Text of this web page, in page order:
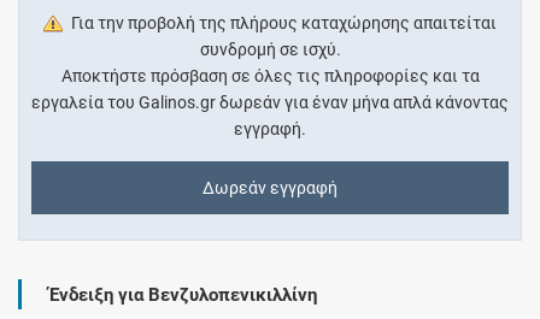
Για την προβολή της πλήρους καταχώρησης απαιτείται
συνδρομή σε ισχύ.
Αποκτήστε πρόσβαση σε όλες τις πληροφορίες και τα
εργαλεία του Galinos.gr δωρεάν για έναν μήνα απλά κάνοντας
εγγραφή.
Δωρεάν εγγραφή
Ένδειξη για Βενζυλοπενικιλλίνη